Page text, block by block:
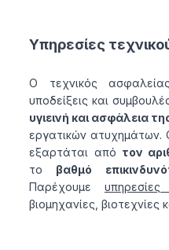
Υπηρεσίες
Ο τεχνικός
υποδείξεις και
υγιεινή και ασφάλεια
εργατικών
εξαρτάται από τον
το βαθμό
Παρέχουμε
βιομηχανίες, βιοτεχνίες